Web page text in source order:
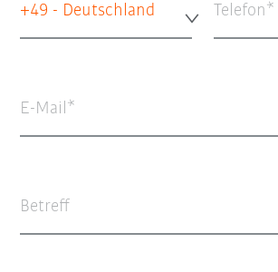
+49 - Deutschland Telefon
E-Mail
Betreff